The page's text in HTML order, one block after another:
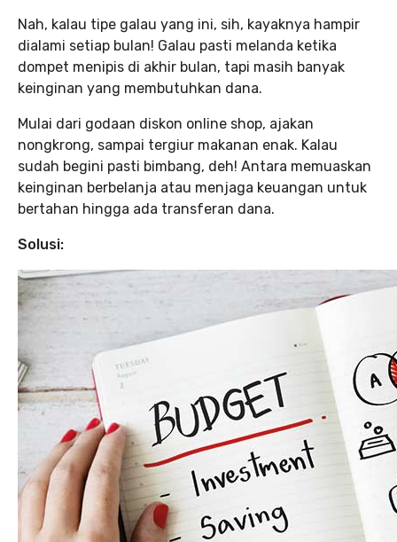
Nah, kalau tipe galau yang ini, sih, kayaknya hampir
dialami setiap bulan! Galau pasti melanda ketika
dompet menipis di akhir bulan, tapi masih banyak
keinginan yang membutuhkan dana.
Mulai dari godaan diskon online shop, ajakan
nongkrong, sampai tergiur makanan enak. Kalau
sudah begini pasti bimbang, deh! Antara memuaskan
keinginan berbelanja atau menjaga keuangan untuk
bertahan hingga ada transferan dana.
Solusi: